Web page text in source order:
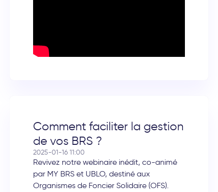
Comment faciliter la gestion
de vos BRS ?
2025-01-16 11:00
Revivez notre webinaire inédit, co-animé
par MY BRS et UBLO, destiné aux
Organismes de Foncier Solidaire (OFS).